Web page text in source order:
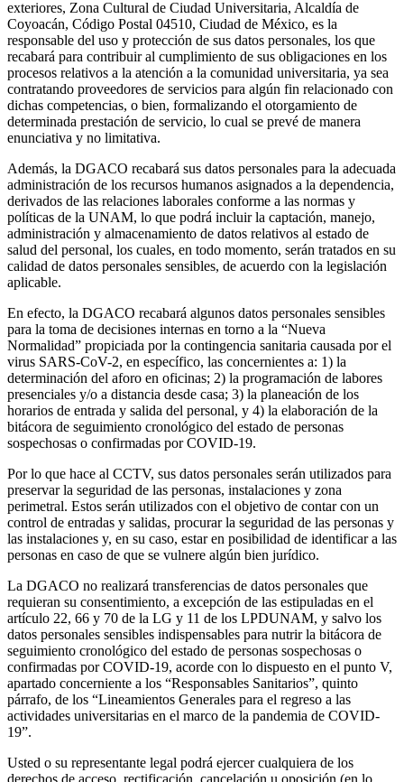
exteriores, Zona Cultural de Ciudad Universitaria, Alcaldía de
Coyoacán, Código Postal 04510, Ciudad de México, es la
responsable del uso y protección de sus datos personales, los que
recabará para contribuir al cumplimiento de sus obligaciones en los
procesos relativos a la atención a la comunidad universitaria, ya sea
contratando proveedores de servicios para algún fin relacionado con
dichas competencias, o bien, formalizando el otorgamiento de
determinada prestación de servicio, lo cual se prevé de manera
enunciativa y no limitativa.
Además, la DGACO recabará sus datos personales para la adecuada
administración de los recursos humanos asignados a la dependencia,
derivados de las relaciones laborales conforme a las normas y
políticas de la UNAM, lo que podrá incluir la captación, manejo,
administración y almacenamiento de datos relativos al estado de
salud del personal, los cuales, en todo momento, serán tratados en su
calidad de datos personales sensibles, de acuerdo con la legislación
aplicable.
En efecto, la DGACO recabará algunos datos personales sensibles
para la toma de decisiones internas en torno a la “Nueva
Normalidad” propiciada por la contingencia sanitaria causada por el
virus SARS-CoV-2, en específico, las concernientes a: 1) la
determinación del aforo en oficinas; 2) la programación de labores
presenciales y/o a distancia desde casa; 3) la planeación de los
horarios de entrada y salida del personal, y 4) la elaboración de la
bitácora de seguimiento cronológico del estado de personas
sospechosas o confirmadas por COVID-19.
Por lo que hace al CCTV, sus datos personales serán utilizados para
preservar la seguridad de las personas, instalaciones y zona
perimetral. Estos serán utilizados con el objetivo de contar con un
control de entradas y salidas, procurar la seguridad de las personas y
las instalaciones y, en su caso, estar en posibilidad de identificar a las
personas en caso de que se vulnere algún bien jurídico.
La DGACO no realizará transferencias de datos personales que
requieran su consentimiento, a excepción de las estipuladas en el
artículo 22, 66 y 70 de la LG y 11 de los LPDUNAM, y salvo los
datos personales sensibles indispensables para nutrir la bitácora de
seguimiento cronológico del estado de personas sospechosas o
confirmadas por COVID-19, acorde con lo dispuesto en el punto V,
apartado concerniente a los “Responsables Sanitarios”, quinto
párrafo, de los “Lineamientos Generales para el regreso a las
actividades universitarias en el marco de la pandemia de COVID-
19”.
Usted o su representante legal podrá ejercer cualquiera de los